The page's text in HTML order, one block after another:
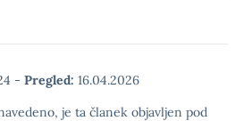
- Pregled: 16.04.2026
je ta članek objavljen pod